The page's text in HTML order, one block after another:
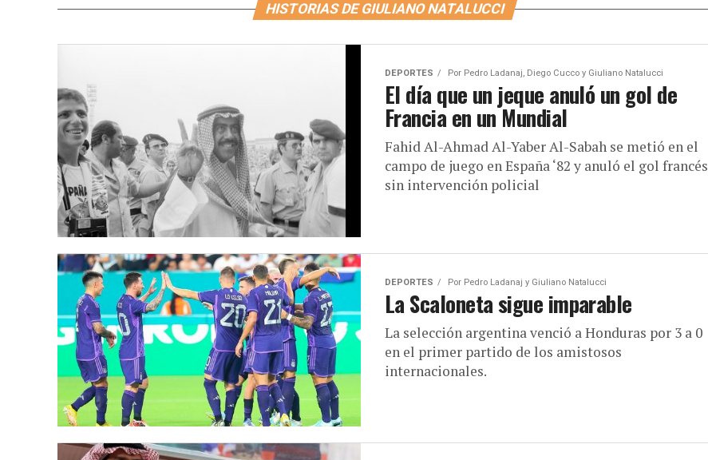
HISTORIAS DE GIULIANO NATALUCCI
DEPORTES Por Pedro Ladanaj, Diego Cucco y Giuliano Natalucci
El día que un jeque anuló un gol de
Francia en un Mundial
Fahid Al-Ahmad Al-Yaber Al-Sabah se metió en el
campo de juego en España ‘82 y anuló el gol francés
sin intervención policial
DEPORTES Por Pedro Ladanaj y Giuliano Natalucci
La Scaloneta sigue imparable
La selección argentina venció a Honduras por 3 a 0
en el primer partido de los amistosos
internacionales.